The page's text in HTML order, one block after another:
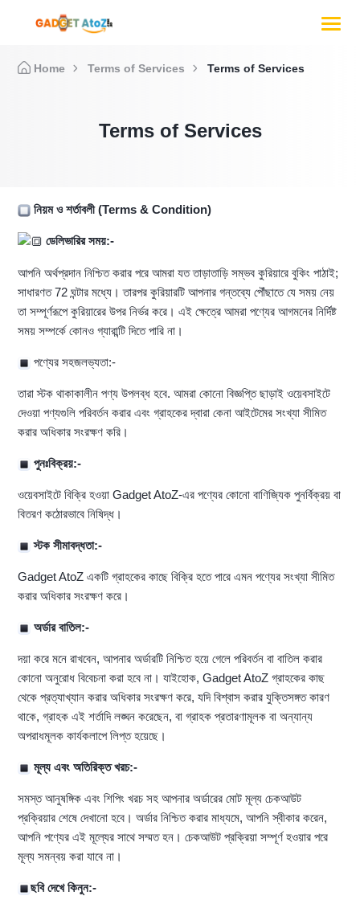
Home Terms of Services Terms of Services
Terms of Services
নিয়ম ও শর্তাবলী (Terms & Condition)
ডেলিভারির সময়:-
আপনি অর্থপ্রদান নিশ্চিত করার পরে আমরা যত তাড়াতাড়ি সম্ভব কুরিয়ারে বুকিং পাঠাই;
সাধারণত 72 ঘন্টার মধ্যে। তারপর কুরিয়ারটি আপনার গন্তব্যে পৌঁছাতে যে সময় নেয়
তা সম্পূর্ণরূপে কুরিয়ারের উপর নির্ভর করে। এই ক্ষেত্রে আমরা পণ্যের আগমনের নির্দিষ্ট
সময় সম্পর্কে কোনও গ্যারান্টি দিতে পারি না।
পণ্যের সহজলভ্যতা:-
তারা স্টক থাকাকালীন পণ্য উপলব্ধ হবে. আমরা কোনো বিজ্ঞপ্তি ছাড়াই ওয়েবসাইটে
দেওয়া পণ্যগুলি পরিবর্তন করার এবং গ্রাহকের দ্বারা কেনা আইটেমের সংখ্যা সীমিত
করার অধিকার সংরক্ষণ করি।
পুনঃবিক্রয়:-
ওয়েবসাইটে বিক্রি হওয়া Gadget AtoZ-এর পণ্যের কোনো বাণিজ্যিক পুনর্বিক্রয় বা
বিতরণ কঠোরভাবে নিষিদ্ধ।
স্টক সীমাবদ্ধতা:-
Gadget AtoZ একটি গ্রাহকের কাছে বিক্রি হতে পারে এমন পণ্যের সংখ্যা সীমিত
করার অধিকার সংরক্ষণ করে।
অর্ডার বাতিল:-
দয়া করে মনে রাখবেন, আপনার অর্ডারটি নিশ্চিত হয়ে গেলে পরিবর্তন বা বাতিল করার
কোনো অনুরোধ বিবেচনা করা হবে না। যাইহোক, Gadget AtoZ গ্রাহকের কাছ
থেকে প্রত্যাখ্যান করার অধিকার সংরক্ষণ করে, যদি বিশ্বাস করার যুক্তিসঙ্গত কারণ
থাকে, গ্রাহক এই শর্তাদি লঙ্ঘন করেছেন, বা গ্রাহক প্রতারণামূলক বা অন্যান্য
অপরাধমূলক কার্যকলাপে লিপ্ত হয়েছে।
মূল্য এবং অতিরিক্ত খরচ:-
সমস্ত আনুষঙ্গিক এবং শিপিং খরচ সহ আপনার অর্ডারের মোট মূল্য চেকআউট
প্রক্রিয়ার শেষে দেখানো হবে। অর্ডার নিশ্চিত করার মাধ্যমে, আপনি স্বীকার করেন,
আপনি পণ্যের এই মূল্যের সাথে সম্মত হন। চেকআউট প্রক্রিয়া সম্পূর্ণ হওয়ার পরে
মূল্য সমন্বয় করা যাবে না।
ছবি দেখে কিনুন:-